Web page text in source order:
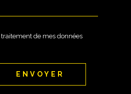
de mes données
ENVOYER